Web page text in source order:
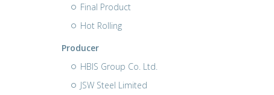
Final Product
Hot Rolling
Producer
HBIS Group Co. Ltd.
JSW Steel Limited